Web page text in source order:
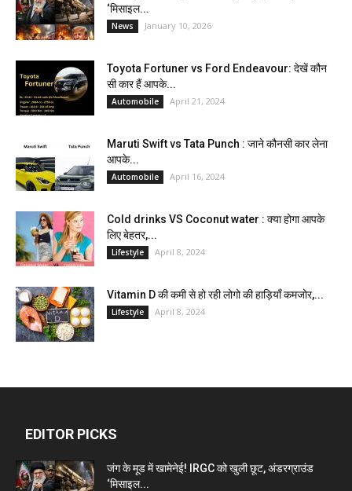
‘मिसाइल...
News January 10, 2026
Toyota Fortuner vs Ford Endeavour: देखें कौन
सी कार हैं आपके...
Automobile April 21, 2024
Maruti Swift vs Tata Punch : जाने कौनसी कार लेना
आपके...
Automobile April 16, 2024
Cold drinks VS Coconut water : क्या होगा आपके
लिए बेहतर,...
Lifestyle April 8, 2024
Vitamin D की कमी से हो रही लोगो की हाड़ियाँ कमजोर,...
Lifestyle April 8, 2024
EDITOR PICKS
जंग के मूड में खामेनेई! IRGC को खुली छूट, अंडरग्राउंड
‘मिसाइल...